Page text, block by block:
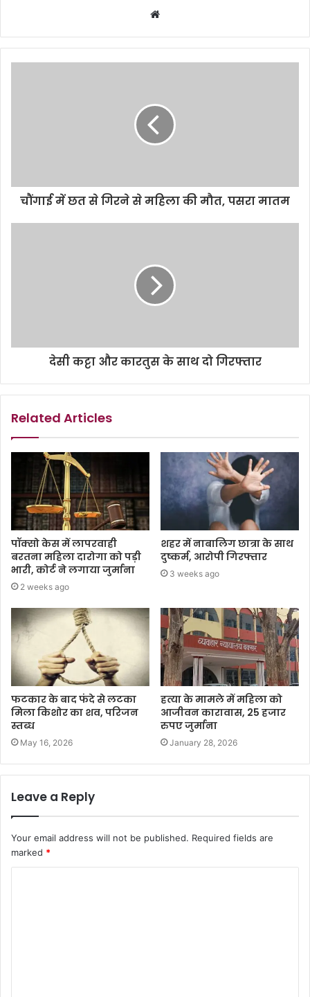
b
s
e
चौंगाई में छत से गिरने से महिला की मौत, पसरा मातम
देसी कट्टा और कारतुस के साथ दो गिरफ्तार
Related Articles
पॉक्सो केस में लापरवाही
बरतना महिला दारोगा को पड़ी
भारी, कोर्ट ने लगाया जुर्माना
2 weeks ago
शहर में नाबालिग छात्रा के साथ
दुष्कर्म, आरोपी गिरफ्तार
3 weeks ago
फटकार के बाद फंदे से लटका
मिला किशोर का शव, परिजन
स्तब्ध
May 16, 2026
हत्या के मामले में महिला को
आजीवन कारावास, 25 हजार
रुपए जुर्माना
January 28, 2026
Leave a Reply
Your email address will not be published. Required fields are
marked *